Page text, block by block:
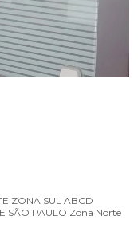
ZONA SUL ABCD
SÃO PAULO Zona Norte